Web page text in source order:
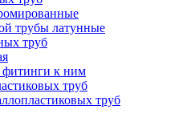
трубы латунные
труб
фитинги к ним
труб
труб